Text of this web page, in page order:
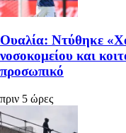
Ουαλία: Ντύθηκε
νοσοκομείου και
προσωπικό
πριν 5 ώρες